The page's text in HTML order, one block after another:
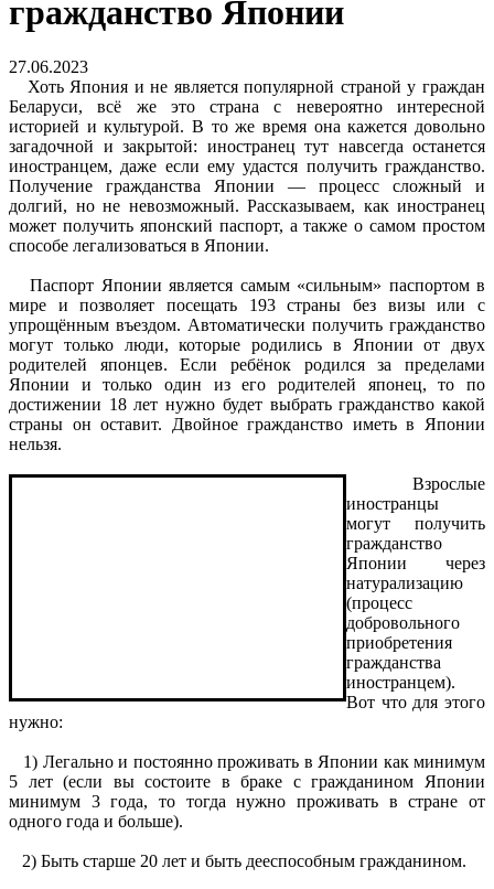
гражданство Японии
27.06.2023
Хоть Япония и не является популярной страной у граждан
Беларуси, всё же это страна с невероятно интересной
историей и культурой. В то же время она кажется довольно
загадочной и закрытой: иностранец тут навсегда останется
иностранцем, даже если ему удастся получить гражданство.
Получение гражданства Японии — процесс сложный и
долгий, но не невозможный. Рассказываем, как иностранец
может получить японский паспорт, а также о самом простом
способе легализоваться в Японии.
Паспорт Японии является самым «сильным» паспортом в
мире и позволяет посещать 193 страны без визы или с
упрощённым въездом. Автоматически получить гражданство
могут только люди, которые родились в Японии от двух
родителей японцев. Если ребёнок родился за пределами
Японии и только один из его родителей японец, то по
достижении 18 лет нужно будет выбрать гражданство какой
страны он оставит. Двойное гражданство иметь в Японии
нельзя.
Взрослые
иностранцы
могут получить
гражданство
Японии через
натурализацию
(процесс
добровольного
приобретения
гражданства
иностранцем).
Вот что для этого
нужно:
1) Легально и постоянно проживать в Японии как минимум
5 лет (если вы состоите в браке с гражданином Японии
минимум 3 года, то тогда нужно проживать в стране от
одного года и больше).
2) Быть старше 20 лет и быть дееспособным гражданином.